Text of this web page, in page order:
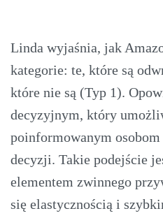
Linda wyjaśnia, jak
kategorie: te, które są
które nie są (Typ 1).
decyzyjnym, który
poinformowanym
decyzji. Takie podejście
elementem zwinnego
się elastycznością i